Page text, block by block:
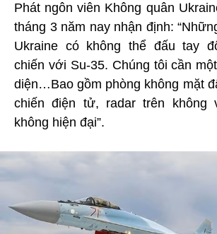
Phát ngôn viên Không quân
tháng 3 năm nay nhận định:
Ukraine có không thể đấu tay
chiến với Su-35. Chúng tôi cần
diện…Bao gồm phòng không mặt
chiến điện tử, radar trên không
không hiện đại”.